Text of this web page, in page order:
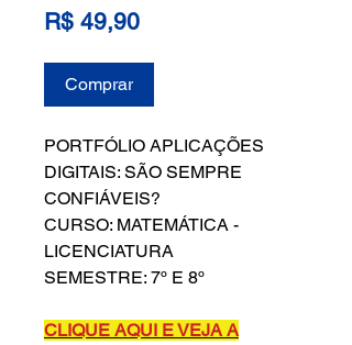
R$ 49,90Preço
Comprar
PORTFÓLIO APLICAÇÕES
DIGITAIS: SÃO SEMPRE
CONFIÁVEIS?
CURSO: MATEMÁTICA -
LICENCIATURA
SEMESTRE: 7º E 8º
CLIQUE AQUI E VEJA A